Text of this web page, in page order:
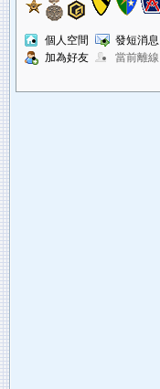
個人空間
發短消息
加為好友
當前離線